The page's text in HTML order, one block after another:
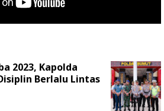
2023, Kapolda
Berlalu Lintas